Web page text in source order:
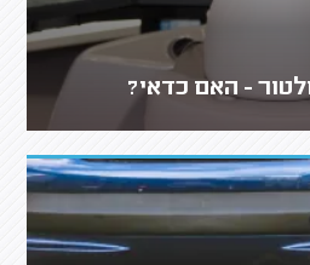
- האם כדאי?